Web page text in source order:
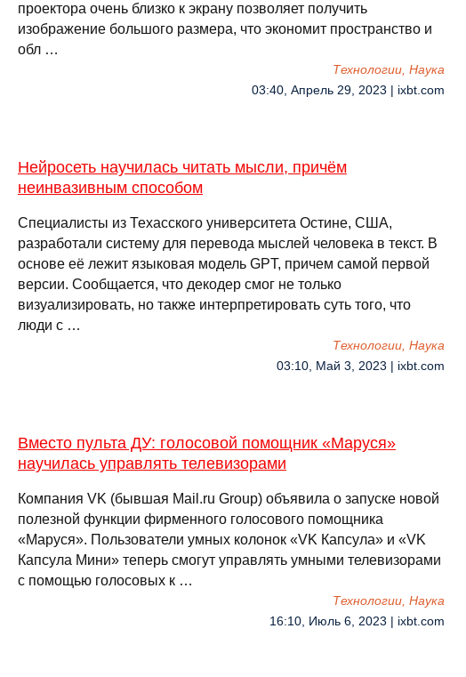
проектора очень близко к экрану позволяет получить
изображение большого размера, что экономит пространство и
обл …
Технологии, Наука
03:40, Апрель 29, 2023 | ixbt.com
Нейросеть научилась читать мысли, причём
неинвазивным способом
Специалисты из Техасского университета Остине, США,
разработали систему для перевода мыслей человека в текст. В
основе её лежит языковая модель GPT, причем самой первой
версии. Сообщается, что декодер смог не только
визуализировать, но также интерпретировать суть того, что
люди с …
Технологии, Наука
03:10, Май 3, 2023 | ixbt.com
Вместо пульта ДУ: голосовой помощник «Маруся»
научилась управлять телевизорами
Компания VK (бывшая Mail.ru Group) объявила о запуске новой
полезной функции фирменного голосового помощника
«Маруся». Пользователи умных колонок «VK Капсула» и «VK
Капсула Мини» теперь смогут управлять умными телевизорами
с помощью голосовых к …
Технологии, Наука
16:10, Июль 6, 2023 | ixbt.com